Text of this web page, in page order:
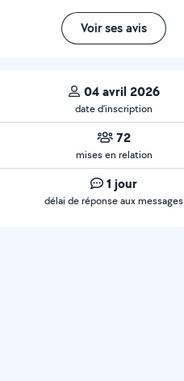
Voir ses avis
04 avril 2026
date d’inscription
72
mises en relation
1 jour
délai de réponse aux messages